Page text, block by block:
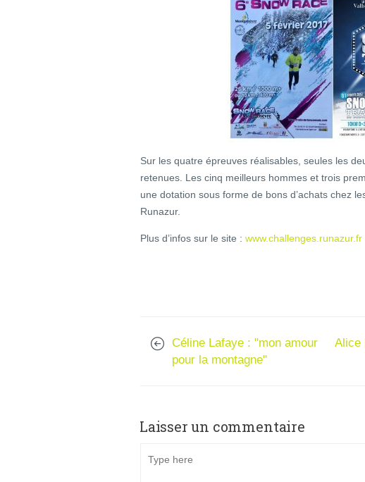
Sur les quatre épreuves réalisables, seules les
retenues. Les cinq meilleurs hommes et trois
une dotation sous forme de bons d’achats chez
Runazur.
Plus d’infos sur le site : www.challenges.runazur.fr
Céline Lafaye : "mon amour
pour la montagne"
Alice
Laisser un commentaire